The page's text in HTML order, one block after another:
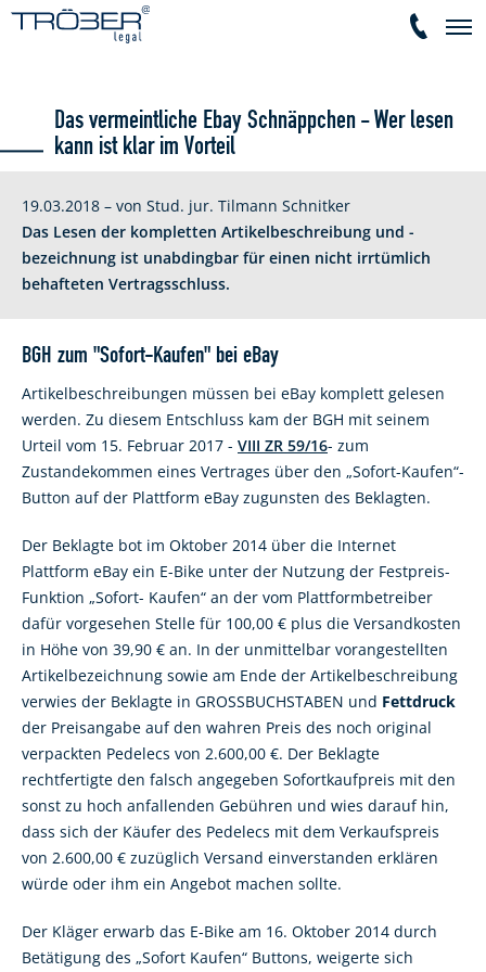
Das vermeintliche Ebay Schnäppchen - Wer lesen
kann ist klar im Vorteil
19.03.2018 – von Stud. jur. Tilmann Schnitker
Das Lesen der kompletten Artikelbeschreibung und -
bezeichnung ist unabdingbar für einen nicht irrtümlich
behafteten Vertragsschluss.
BGH zum "Sofort-Kaufen" bei eBay
Artikelbeschreibungen müssen bei eBay komplett gelesen
werden. Zu diesem Entschluss kam der BGH mit seinem
Urteil vom 15. Februar 2017 - VIII ZR 59/16- zum
Zustandekommen eines Vertrages über den „Sofort-Kaufen“-
Button auf der Plattform eBay zugunsten des Beklagten.
Der Beklagte bot im Oktober 2014 über die Internet
Plattform eBay ein E-Bike unter der Nutzung der Festpreis-
Funktion „Sofort- Kaufen“ an der vom Plattformbetreiber
dafür vorgesehen Stelle für 100,00 € plus die Versandkosten
in Höhe von 39,90 € an. In der unmittelbar vorangestellten
Artikelbezeichnung sowie am Ende der Artikelbeschreibung
verwies der Beklagte in GROSSBUCHSTABEN und Fettdruck
der Preisangabe auf den wahren Preis des noch original
verpackten Pedelecs von 2.600,00 €. Der Beklagte
rechtfertigte den falsch angegeben Sofortkaufpreis mit den
sonst zu hoch anfallenden Gebühren und wies darauf hin,
dass sich der Käufer des Pedelecs mit dem Verkaufspreis
von 2.600,00 € zuzüglich Versand einverstanden erklären
würde oder ihm ein Angebot machen sollte.
Der Kläger erwarb das E-Bike am 16. Oktober 2014 durch
Betätigung des „Sofort Kaufen“ Buttons, weigerte sich